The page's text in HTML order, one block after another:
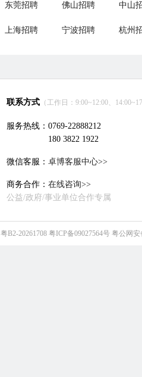
东莞招聘 佛山招聘 中山
上海招聘 宁波招聘 杭州
联系方式 （工作日：9:00~12:00、
服务热线：0769-22888212
180 3822 1922
微信客服： 卓博客服中心>>
商务合作： 在线咨询>>
公益/政府/事业单位合作专属
粤B2-20261708 粤ICP备09027564号 粤公网安